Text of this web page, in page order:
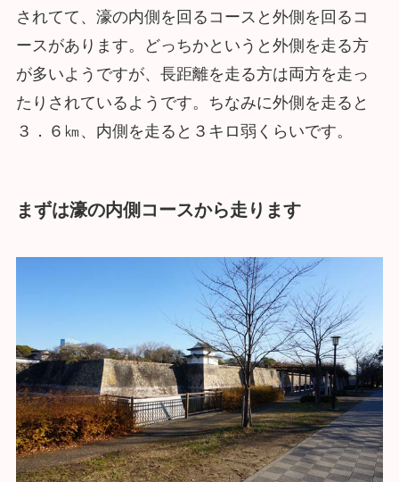
されてて、濠の内側を回るコースと外側を回るコ
ースがあります。どっちかというと外側を走る方
が多いようですが、長距離を走る方は両方を走っ
たりされているようです。ちなみに外側を走ると
３．６㎞、内側を走ると３キロ弱くらいです。
まずは濠の内側コースから走ります